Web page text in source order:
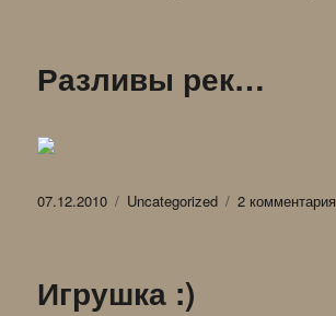
Разливы рек…
Опубликовано
07.12.2010 Рубрики
Uncategorized 2 комментария
Игрушка :)